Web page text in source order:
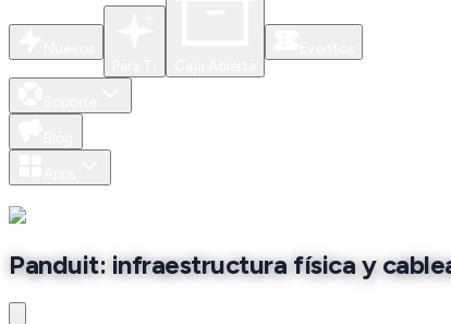
Panduit: infraestructura física y